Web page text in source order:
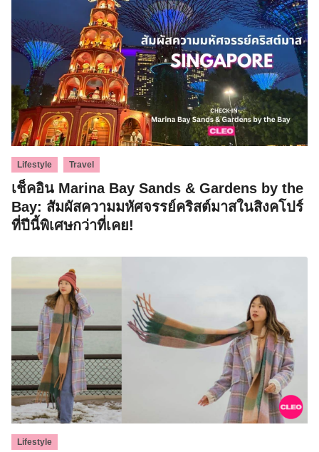
Lifestyle Travel
เช็คอิน Marina Bay Sands & Gardens by the
Bay: สัมผัสความมหัศจรรย์คริสต์มาสในสิงคโปร์
ที่ปีนี้พิเศษกว่าที่เคย!
Lifestyle